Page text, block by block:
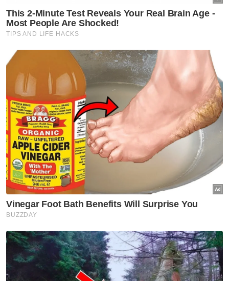
(Majlis Perubatan Am) UK dan ia tertera
secara hitam putih," tambahnya.
Ikuti Channel rasmi Sinar Harian di WhatsApp
supaya anda tidak terlepas berita-berita
terkini daripada kami. Jom!Klik di sini!
Berita Telus & Tulus menerusi E-Mel setiap
hari!